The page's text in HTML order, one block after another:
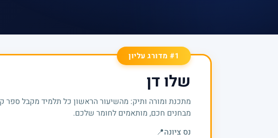
#1 מדורג עליון
שלו דן
מתכנת ומורה ותיק: מהשיעור הראשון כל תלמיד מקבל ספר
מבחנים חכם, מותאמים לחומר שלכם.
נס ציונה📍